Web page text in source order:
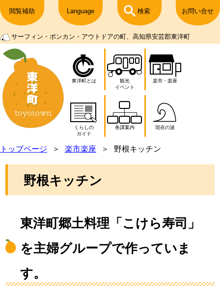
閲覧補助 Language 検索 お問い合せ
サーフィン・ポンカン・アウトドアの町、高知県安芸郡東洋町
東洋町とは
観光
イベント
楽市・楽座
くらしの
ガイド
各課案内 現在の波
トップページ 楽市楽座 野根キッチン
野根キッチン
東洋町郷土料理「こけら寿司」
を主婦グループで作っていま
す。